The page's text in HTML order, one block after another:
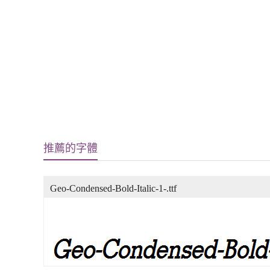
推薦的字體
Geo-Condensed-Bold-Italic-1-.ttf